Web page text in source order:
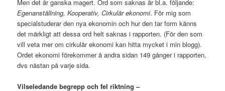
Men det är ganska magert. Ord som saknas är bl.a. följande:
Egenanställning, Kooperativ, Cirkulär ekonomi. För mig som
specialstuderar den nya ekonomin och hur den tar form känns
det märkligt att dessa ord helt saknas i rapporten. (För den som
vill veta mer om cirkulär ekonomi kan hitta mycket i min blogg).
Ordet ekonomi förekommer å andra sidan 149 gånger i rapporten,
dvs nästan på varje sida.
Vilseledande begrepp och fel riktning –